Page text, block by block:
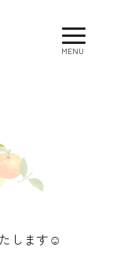
MENU
します☺︎